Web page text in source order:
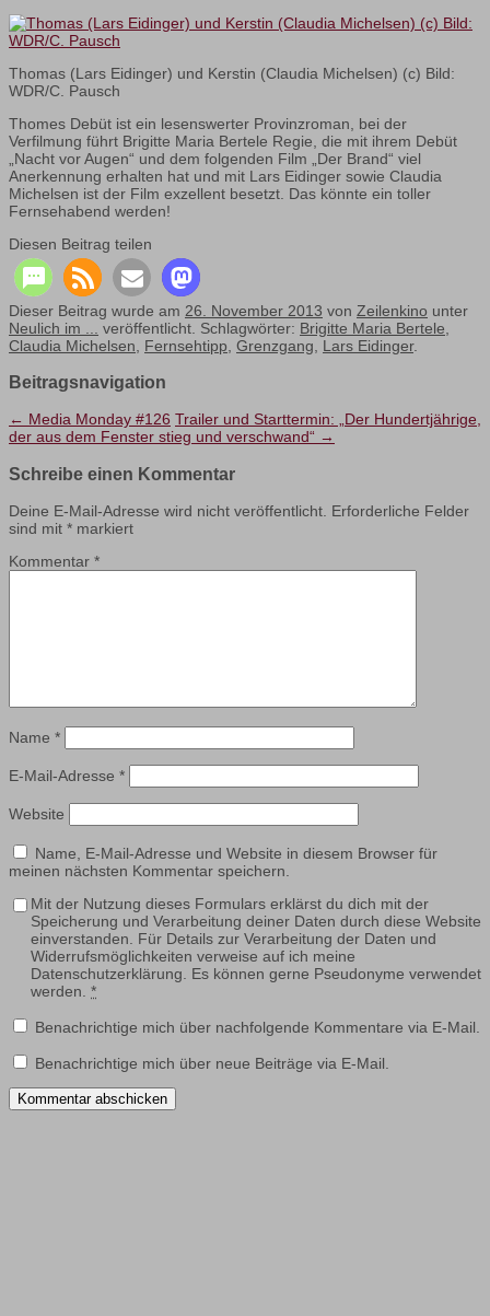
Thomas (Lars Eidinger) und Kerstin (Claudia Michelsen) (c) Bild:
WDR/C. Pausch
Thomes Debüt ist ein lesenswerter Provinzroman, bei der
Verfilmung führt Brigitte Maria Bertele Regie, die mit ihrem Debüt
„Nacht vor Augen“ und dem folgenden Film „Der Brand“ viel
Anerkennung erhalten hat und mit Lars Eidinger sowie Claudia
Michelsen ist der Film exzellent besetzt. Das könnte ein toller
Fernsehabend werden!
Diesen Beitrag teilen
Dieser Beitrag wurde am 26. November 2013 von Zeilenkino unter
Neulich im ...
veröffentlicht. Schlagwörter: Brigitte Maria Bertele
Claudia Michelsen
Fernsehtipp Grenzgang Lars Eidinger.
Beitragsnavigation
← Media Monday #126 Trailer und Starttermin: „Der Hundertjährige,
der aus dem Fenster stieg und verschwand“ →
Schreibe einen Kommentar
Deine E-Mail-Adresse wird nicht veröffentlicht. Erforderliche Felder
sind mit * markiert
Kommentar *
Name *
E-Mail-Adresse *
Website
Name, E-Mail-Adresse und Website in diesem Browser für
meinen nächsten Kommentar speichern.
Mit der Nutzung dieses Formulars erklärst du dich mit der
Speicherung und Verarbeitung deiner Daten durch diese Website
einverstanden. Für Details zur Verarbeitung der Daten und
Widerrufsmöglichkeiten verweise auf ich meine
Datenschutzerklärung. Es können gerne Pseudonyme verwendet
werden. *
Benachrichtige mich über nachfolgende Kommentare via E-Mail.
Benachrichtige mich über neue Beiträge via E-Mail.